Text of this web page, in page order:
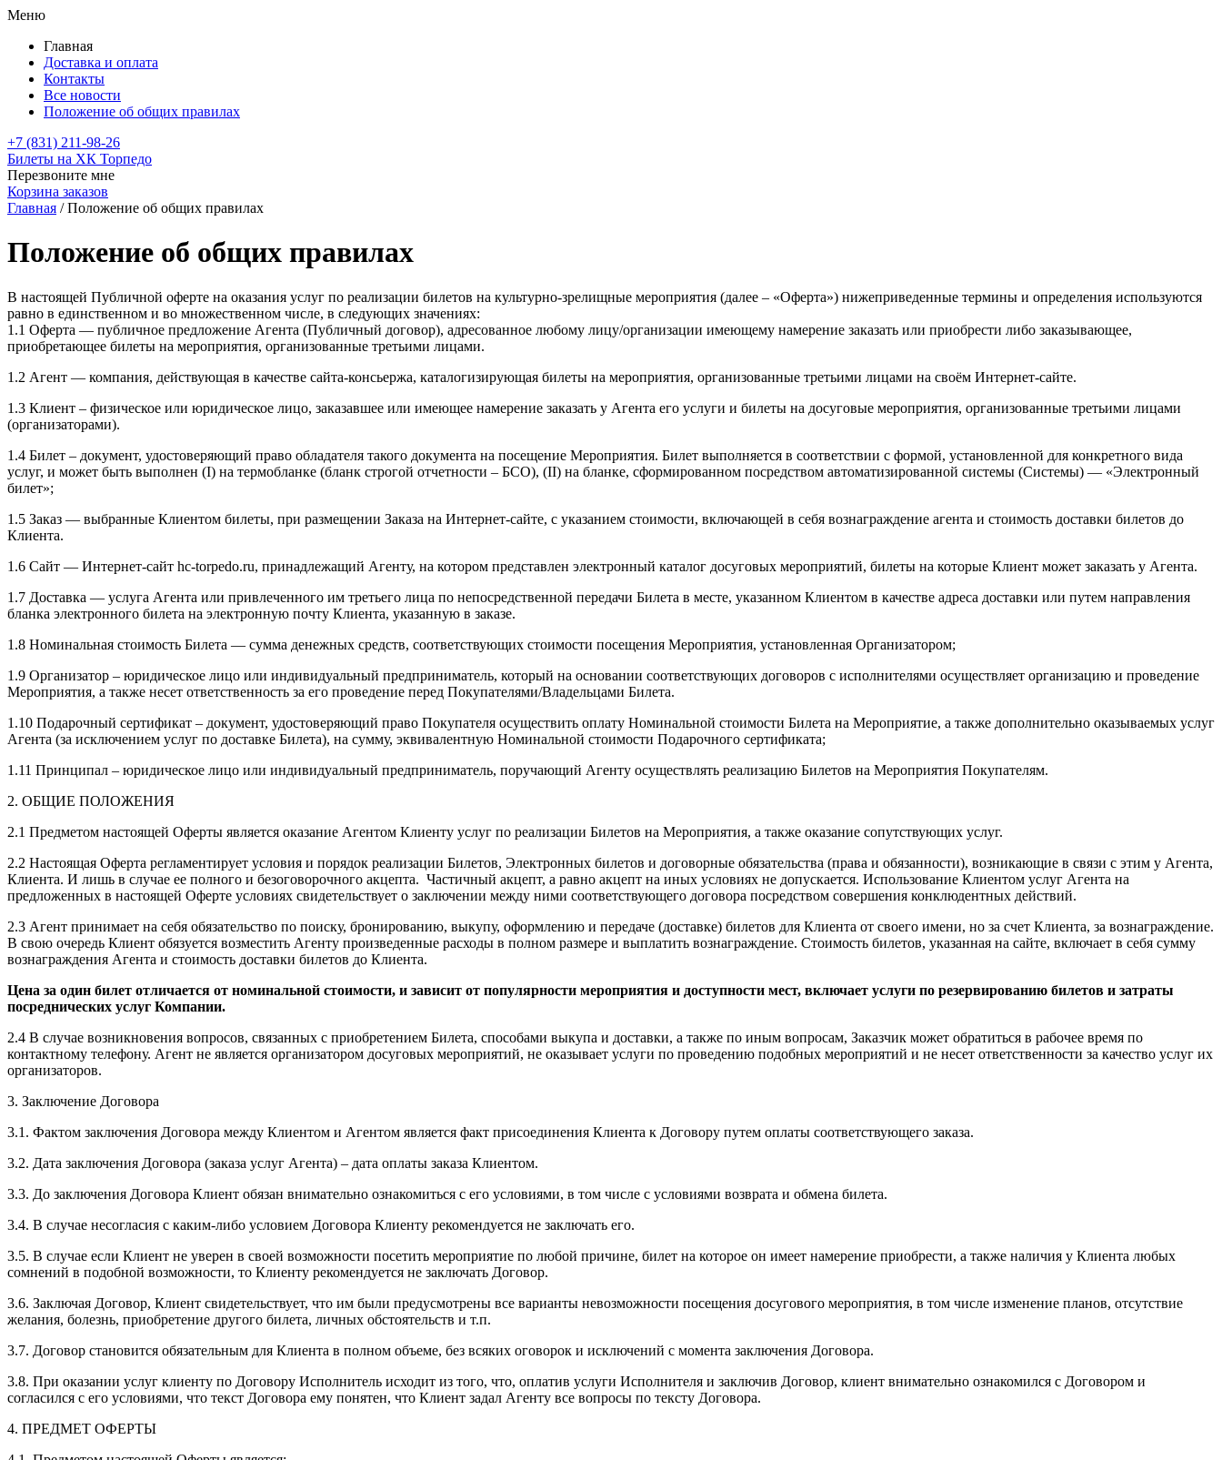
Меню
Главная
Доставка и оплата
Контакты
Все новости
Положение об общих правилах
+7 (831) 211-98-26
Билеты на ХК Торпедо
Перезвоните мне
Корзина заказов
Главная /Положение об общих правилах
Положение об общих правилах
В настоящей Публичной оферте на оказания услуг по реализации билетов на культурно-зрелищные мероприятия (далее – «Оферта») нижеприведенные термины и определения используются
равно в единственном и во множественном числе, в следующих значениях:
1.1 Оферта — публичное предложение Агента (Публичный договор), адресованное любому лицу/организации имеющему намерение заказать или приобрести либо заказывающее,
приобретающее билеты на мероприятия, организованные третьими лицами.
1.2 Агент — компания, действующая в качестве сайта-консьержа, каталогизирующая билеты на мероприятия, организованные третьими лицами на своём Интернет-сайте.
1.3 Клиент – физическое или юридическое лицо, заказавшее или имеющее намерение заказать у Агента его услуги и билеты на досуговые мероприятия, организованные третьими лицами
(организаторами).
1.4 Билет – документ, удостоверяющий право обладателя такого документа на посещение Мероприятия. Билет выполняется в соответствии с формой, установленной для конкретного вида
услуг, и может быть выполнен (I) на термобланке (бланк строгой отчетности – БСО), (II) на бланке, сформированном посредством автоматизированной системы (Системы) — «Электронный
билет»;
1.5 Заказ — выбранные Клиентом билеты, при размещении Заказа на Интернет-сайте, с указанием стоимости, включающей в себя вознаграждение агента и стоимость доставки билетов до
Клиента.
1.6 Сайт — Интернет-сайт hc-torpedo.ru, принадлежащий Агенту, на котором представлен электронный каталог досуговых мероприятий, билеты на которые Клиент может заказать у Агента.
1.7 Доставка — услуга Агента или привлеченного им третьего лица по непосредственной передачи Билета в месте, указанном Клиентом в качестве адреса доставки или путем направления
бланка электронного билета на электронную почту Клиента, указанную в заказе.
1.8 Номинальная стоимость Билета — сумма денежных средств, соответствующих стоимости посещения Мероприятия, установленная Организатором;
1.9 Организатор – юридическое лицо или индивидуальный предприниматель, который на основании соответствующих договоров с исполнителями осуществляет организацию и проведение
Мероприятия, а также несет ответственность за его проведение перед Покупателями/Владельцами Билета.
1.10 Подарочный сертификат – документ, удостоверяющий право Покупателя осуществить оплату Номинальной стоимости Билета на Мероприятие, а также дополнительно оказываемых услуг
Агента (за исключением услуг по доставке Билета), на сумму, эквивалентную Номинальной стоимости Подарочного сертификата;
1.11 Принципал – юридическое лицо или индивидуальный предприниматель, поручающий Агенту осуществлять реализацию Билетов на Мероприятия Покупателям.
2. ОБЩИЕ ПОЛОЖЕНИЯ
2.1 Предметом настоящей Оферты является оказание Агентом Клиенту услуг по реализации Билетов на Мероприятия, а также оказание сопутствующих услуг.
2.2 Настоящая Оферта регламентирует условия и порядок реализации Билетов, Электронных билетов и договорные обязательства (права и обязанности), возникающие в связи с этим у Агента,
Клиента. И лишь в случае ее полного и безоговорочного акцепта. Частичный акцепт, а равно акцепт на иных условиях не допускается. Использование Клиентом услуг Агента на
предложенных в настоящей Оферте условиях свидетельствует о заключении между ними соответствующего договора посредством совершения конклюдентных действий.
2.3 Агент принимает на себя обязательство по поиску, бронированию, выкупу, оформлению и передаче (доставке) билетов для Клиента от своего имени, но за счет Клиента, за вознаграждение.
В свою очередь Клиент обязуется возместить Агенту произведенные расходы в полном размере и выплатить вознаграждение. Стоимость билетов, указанная на сайте, включает в себя сумму
вознаграждения Агента и стоимость доставки билетов до Клиента.
Цена за один билет отличается от номинальной стоимости, и зависит от популярности мероприятия и доступности мест, включает услуги по резервированию билетов и затраты
посреднических услуг Компании.
2.4 В случае возникновения вопросов, связанных с приобретением Билета, способами выкупа и доставки, а также по иным вопросам, Заказчик может обратиться в рабочее время по
контактному телефону. Агент не является организатором досуговых мероприятий, не оказывает услуги по проведению подобных мероприятий и не несет ответственности за качество услуг их
организаторов.
3. Заключение Договора
3.1. Фактом заключения Договора между Клиентом и Агентом является факт присоединения Клиента к Договору путем оплаты соответствующего заказа.
3.2. Дата заключения Договора (заказа услуг Агента) – дата оплаты заказа Клиентом.
3.3. До заключения Договора Клиент обязан внимательно ознакомиться с его условиями, в том числе с условиями возврата и обмена билета.
3.4. В случае несогласия с каким-либо условием Договора Клиенту рекомендуется не заключать его.
3.5. В случае если Клиент не уверен в своей возможности посетить мероприятие по любой причине, билет на которое он имеет намерение приобрести, а также наличия у Клиента любых
сомнений в подобной возможности, то Клиенту рекомендуется не заключать Договор.
3.6. Заключая Договор, Клиент свидетельствует, что им были предусмотрены все варианты невозможности посещения досугового мероприятия, в том числе изменение планов, отсутствие
желания, болезнь, приобретение другого билета, личных обстоятельств и т.п.
3.7. Договор становится обязательным для Клиента в полном объеме, без всяких оговорок и исключений с момента заключения Договора.
3.8. При оказании услуг клиенту по Договору Исполнитель исходит из того, что, оплатив услуги Исполнителя и заключив Договор, клиент внимательно ознакомился с Договором и
согласился с его условиями, что текст Договора ему понятен, что Клиент задал Агенту все вопросы по тексту Договора.
4. ПРЕДМЕТ ОФЕРТЫ